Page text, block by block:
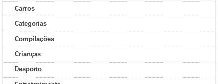
Carros
Categorias
Compilações
Crianças
Desporto